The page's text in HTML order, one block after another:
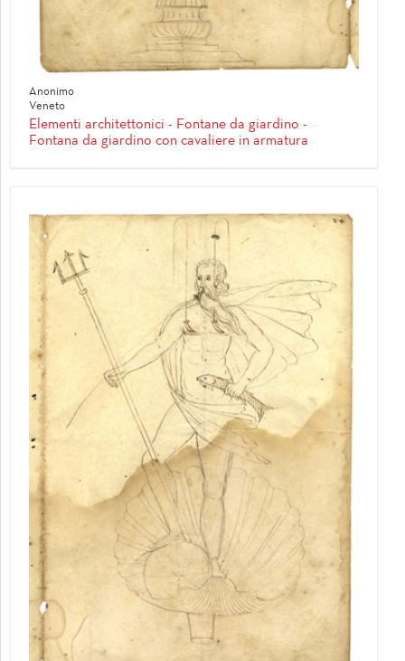
Anonimo
Veneto
Elementi architettonici - Fontane da giardino -
Fontana da giardino con cavaliere in armatura